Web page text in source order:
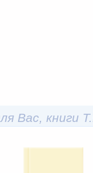
Вас, книги